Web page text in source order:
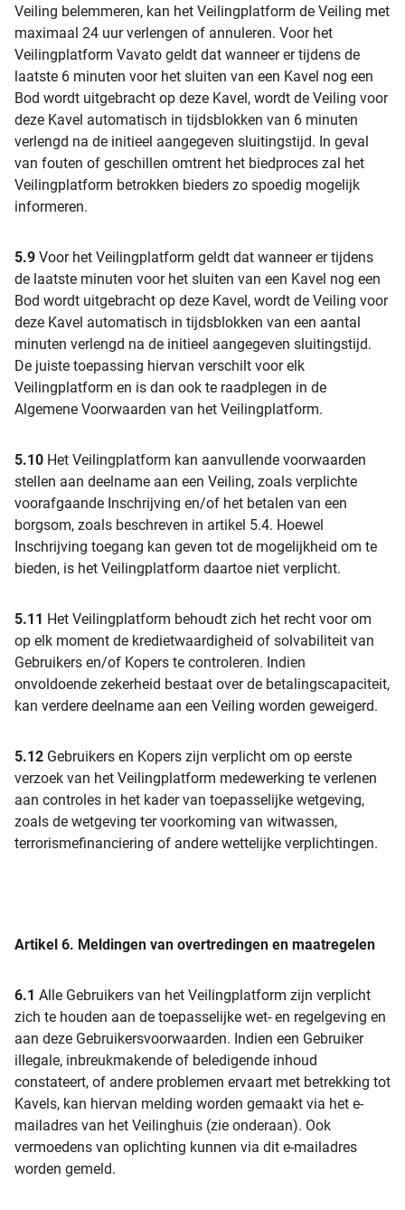
Veiling belemmeren, kan het Veilingplatform de Veiling met
maximaal 24 uur verlengen of annuleren. Voor het
Veilingplatform Vavato geldt dat wanneer er tijdens de
laatste 6 minuten voor het sluiten van een Kavel nog een
Bod wordt uitgebracht op deze Kavel, wordt de Veiling voor
deze Kavel automatisch in tijdsblokken van 6 minuten
verlengd na de initieel aangegeven sluitingstijd. In geval
van fouten of geschillen omtrent het biedproces zal het
Veilingplatform betrokken bieders zo spoedig mogelijk
informeren.
5.9 Voor het Veilingplatform geldt dat wanneer er tijdens
de laatste minuten voor het sluiten van een Kavel nog een
Bod wordt uitgebracht op deze Kavel, wordt de Veiling voor
deze Kavel automatisch in tijdsblokken van een aantal
minuten verlengd na de initieel aangegeven sluitingstijd.
De juiste toepassing hiervan verschilt voor elk
Veilingplatform en is dan ook te raadplegen in de
Algemene Voorwaarden van het Veilingplatform.
5.10 Het Veilingplatform kan aanvullende voorwaarden
stellen aan deelname aan een Veiling, zoals verplichte
voorafgaande Inschrijving en/of het betalen van een
borgsom, zoals beschreven in artikel 5.4. Hoewel
Inschrijving toegang kan geven tot de mogelijkheid om te
bieden, is het Veilingplatform daartoe niet verplicht.
5.11 Het Veilingplatform behoudt zich het recht voor om
op elk moment de kredietwaardigheid of solvabiliteit van
Gebruikers en/of Kopers te controleren. Indien
onvoldoende zekerheid bestaat over de betalingscapaciteit,
kan verdere deelname aan een Veiling worden geweigerd.
5.12 Gebruikers en Kopers zijn verplicht om op eerste
verzoek van het Veilingplatform medewerking te verlenen
aan controles in het kader van toepasselijke wetgeving,
zoals de wetgeving ter voorkoming van witwassen,
terrorismefinanciering of andere wettelijke verplichtingen.
Artikel 6. Meldingen van overtredingen en maatregelen
6.1 Alle Gebruikers van het Veilingplatform zijn verplicht
zich te houden aan de toepasselijke wet- en regelgeving en
aan deze Gebruikersvoorwaarden. Indien een Gebruiker
illegale, inbreukmakende of beledigende inhoud
constateert, of andere problemen ervaart met betrekking tot
Kavels, kan hiervan melding worden gemaakt via het e-
mailadres van het Veilinghuis (zie onderaan). Ook
vermoedens van oplichting kunnen via dit e-mailadres
worden gemeld.